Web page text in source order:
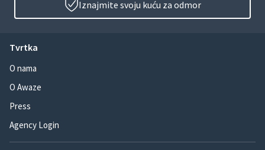
Iznajmite svoju kuću za odmor
Tvrtka
O nama
O Awaze
Press
Agency Login